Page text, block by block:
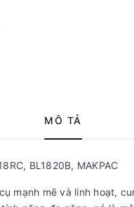
MÔ TẢ
BL1820B, MAKPAC
mạnh mẽ và linh hoạt,